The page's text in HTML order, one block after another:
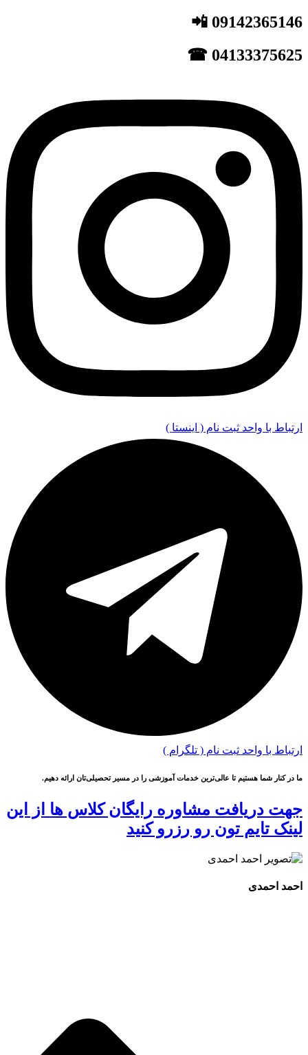
09142365146 📲
04133375625 ☎
ارتباط با واحد ثبت نام ( اینستا )
ارتباط با واحد ثبت نام ( تلگرام )
ما در کنار شما هستیم تا عالی‌ترین خدمات آموزشی را در مسیر تحصیلی‌تان ارائه دهیم.
جهت دریافت مشاوره رایگان کلاس ها از این
لینک تایم تون رو رزرو کنید
احمد احمدی